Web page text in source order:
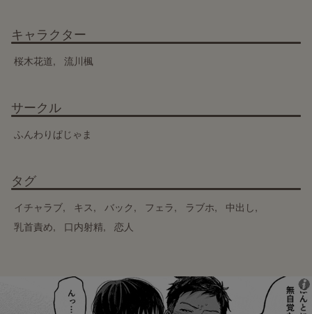
キャラクター
桜木花道 流川楓
サークル
ふんわりぱじゃま
タグ
イチャラブ キス バック フェラ ラブホ
中出し
乳首責め
口内射精 恋人